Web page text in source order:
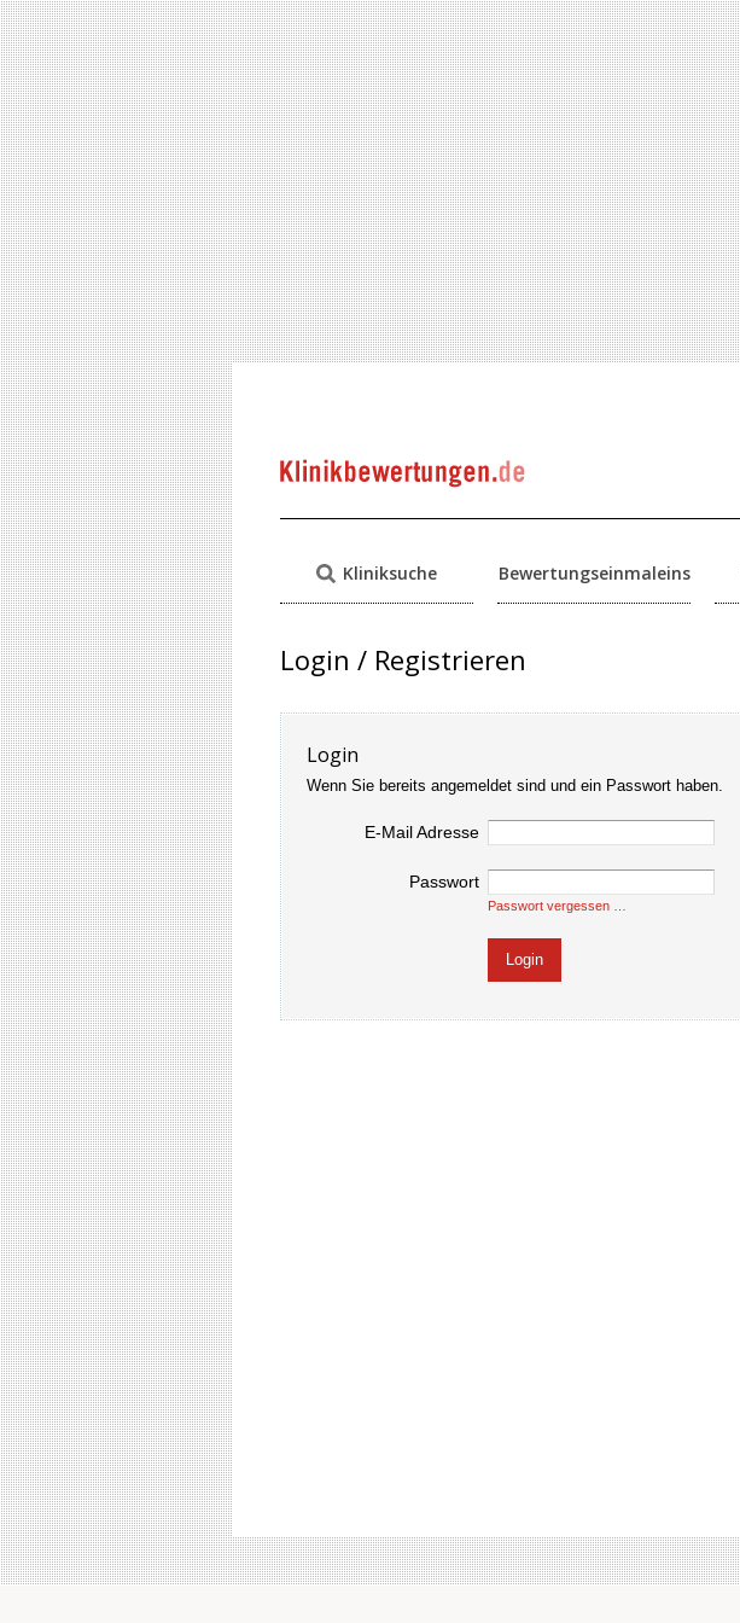
Kliniksuche Bewertungseinmaleins
Login / Registrieren
Login
Wenn Sie bereits angemeldet sind und ein Passwort haben.
E-Mail Adresse
Passwort
Passwort vergessen …